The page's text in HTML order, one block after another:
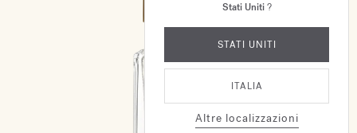
Stati Uniti?
STATI UNITI
ITALIA
Altre localizzazioni